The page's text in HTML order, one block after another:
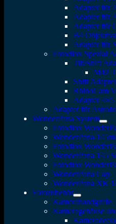
Adapter für
Adapter für
Adapter für
B4
Adapter für
Fotodiox Spezial
Tilt/Shift
M42
Shift Adapter
RhinoCam
Adapter
Adapter für
WonderPana System
Fotodiox
WonderPana
Fotodiox
WonderPana 145
Fotodiox
WonderPana Cap
WonderPana XK
Fotozubehör
Kamerahandgriffe
Kameragehäuse